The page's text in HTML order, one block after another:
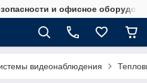
и офисное
видеонаблюдения